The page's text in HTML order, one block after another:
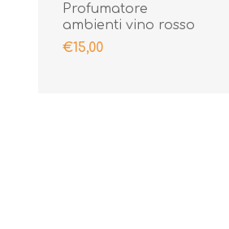
Profumatore
ambienti vino rosso
300ml
€15,00